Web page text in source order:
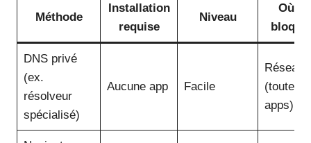
Méthode
Installation
requise
Niveau
Où ça
bloque
DNS privé
(ex.
résolveur
spécialisé)
Aucune app Facile
Réseau
(toutes
apps)